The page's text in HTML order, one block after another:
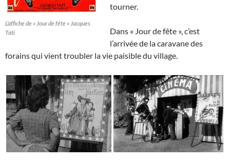
L’affiche de « Jour de fête » Jacques
Tati
tourner.
Dans « Jour de fête », c’est
l’arrivée de la caravane des
forains qui vient troubler la vie paisible du village.